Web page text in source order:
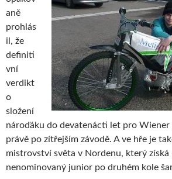
aně
prohlás
il, že
definiti
vní
verdikt
o
složení
nároďáku do devatenácti let pro
právě po zítřejším závodě. A ve hře je
mistrovství světa v Nordenu, který
nenominovaný junior po druhém kole